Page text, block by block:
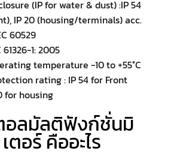
(IP for water & dust) :IP 54
IP 20 (housing/terminals) acc.
60529
61326-1: 2005
temperature -10 to +55°C
rating : IP 54 for Front
for housing
ลมัลติฟังก์ชั่นมิ
เตอร์ คืออะไร